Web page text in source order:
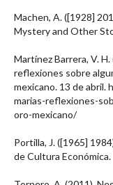
Machen, A. ([1928]
Mystery and Other
Martínez Barrera, V.
reflexiones sobre
mexicano. 13 de
marias-reflexiones-
oro-mexicano/
Portilla, J. ([1965]
de Cultura Económica.